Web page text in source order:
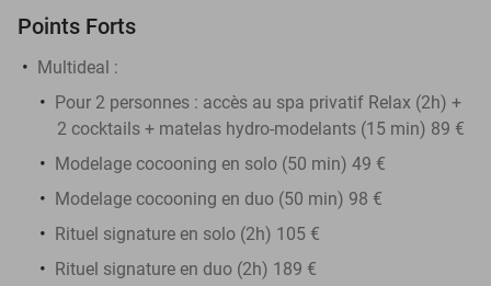
Points Forts
Multideal :
Pour 2 personnes : accès au spa privatif Relax (2h) +
2 cocktails + matelas hydro-modelants (15 min) 89 €
Modelage cocooning en solo (50 min) 49 €
Modelage cocooning en duo (50 min) 98 €
Rituel signature en solo (2h) 105 €
Rituel signature en duo (2h) 189 €